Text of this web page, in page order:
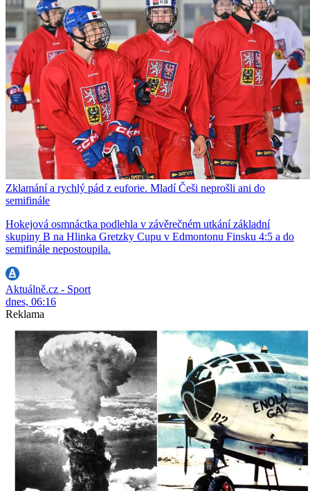
Zklamání a rychlý pád z euforie. Mladí Češi neprošli ani do
semifinále
Hokejová osmnáctka podlehla v závěrečném utkání základní
skupiny B na Hlinka Gretzky Cupu v Edmontonu Finsku 4:5 a do
semifinále nepostoupila.
Aktuálně.cz - Sport
dnes, 06:16
Reklama